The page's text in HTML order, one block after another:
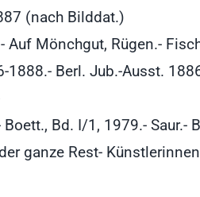
(nach Bilddat.)
Auf Mönchgut, Rügen.-
1888.- Berl. Jub.-Ausst.
Bd. I/1, 1979.-
ganze Rest-